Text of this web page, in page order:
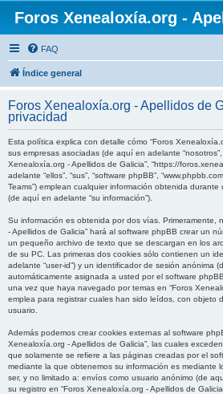
Foros Xenealoxía.org -
FAQ
Índice general
Foros Xenealoxía.org - Apellidos de
privacidad
Esta política explica con detalle cómo “Foros
sus empresas asociadas (de aquí en adelante “nosotros”,
Xenealoxía.org - Apellidos de Galicia”, “https://
adelante “ellos”, “sus”, “software phpBB”,
Teams”) emplean cualquier información obtenida
(de aquí en adelante “su información”).
Su información es obtenida por dos vías. Primeramente,
- Apellidos de Galicia” hará al software phpBB crear un
un pequeño archivo de texto que se descargan en los
de su PC. Las primeras dos cookies sólo contienen un
adelante “user-id”) y un identificador de sesión anónima
automáticamente asignada a usted por el software
una vez que haya navegado por temas en “Foros
emplea para registrar cuales han sido leídos, con objeto
usuario.
Además podemos crear cookies externas al software
Xenealoxía.org - Apellidos de Galicia”, las cuales
que solamente se refiere a las páginas creadas por el
mediante la que obtenemos su información es mediante
ser, y no limitado a: envíos como usuario anónimo (de
su registro en “Foros Xenealoxía.org - Apellidos de